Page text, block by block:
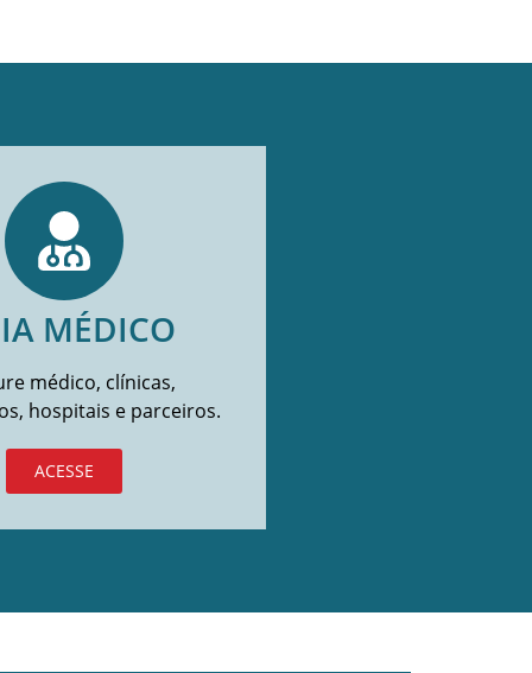
MÉDICO
médico, clínicas,
hospitais e parceiros.
ACESSE